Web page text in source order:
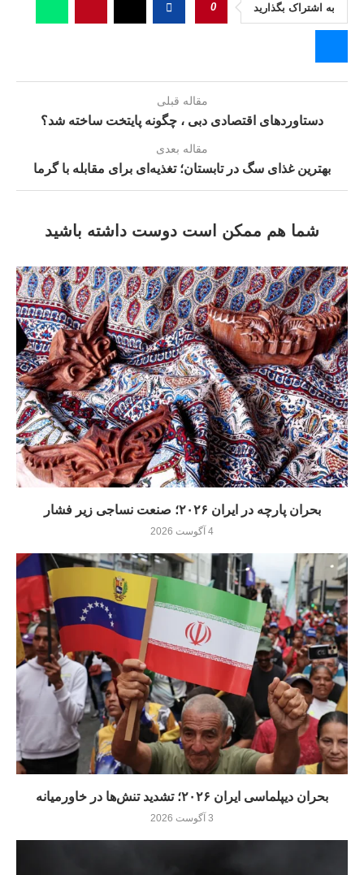
به اشتراک بگذارید 0
مقاله قبلی
دستاوردهای اقتصادی دبی ، چگونه پایتخت ساخته شد؟
مقاله بعدی
بهترین غذای سگ در تابستان؛ تغذیه‌ای برای مقابله با گرما
شما هم ممکن است دوست داشته باشید
بحران پارچه در ایران ۲۰۲۶؛ صنعت نساجی زیر فشار
4 آگوست 2026
بحران دیپلماسی ایران ۲۰۲۶؛ تشدید تنش‌ها در خاورمیانه
3 آگوست 2026